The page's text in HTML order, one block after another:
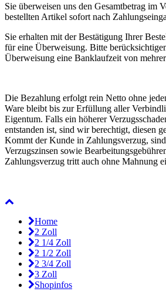
Sie überweisen uns den Gesamtbetrag im
bestellten Artikel sofort nach
Sie erhalten mit der Bestätigung Ihrer
für eine Überweisung. Bitte
Überweisung eine Banklaufzeit von
Die Bezahlung erfolgt rein Netto ohne
Ware bleibt bis zur Erfüllung aller
Eigentum. Falls ein höherer
entstanden ist, sind wir berechtigt, diesen
Kommt der Kunde in Zahlungsverzug,
Verzugszinsen sowie
Zahlungsverzug tritt auch ohne Mahnung
Home
2 Zoll
2 1/4 Zoll
2 1/2 Zoll
2 3/4 Zoll
3 Zoll
Shopinfos